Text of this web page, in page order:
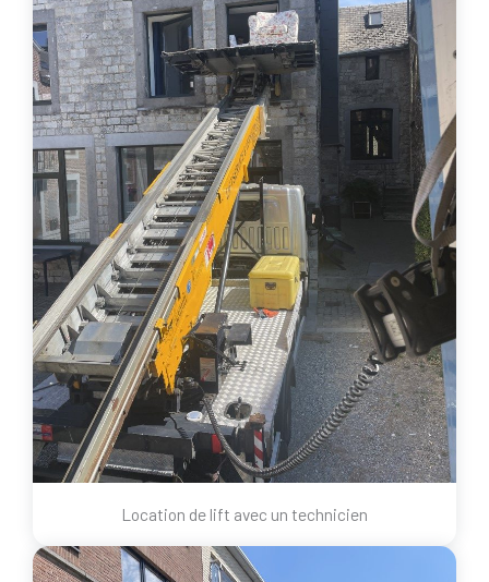
Location de lift avec un technicien